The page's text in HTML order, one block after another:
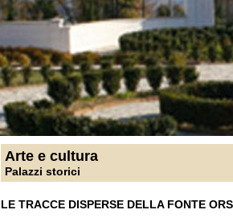
Arte e cultura
Palazzi storici
LE TRACCE DISPERSE DELLA FONTE